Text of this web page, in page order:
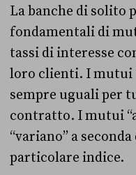
La banche di solito
fondamentali di
tassi di interesse
loro clienti. I mutui
sempre uguali per
contratto. I mutui
“variano” a
particolare indice.